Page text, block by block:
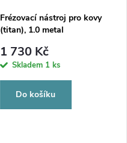
Frézovací nástroj pro kovy
(titan), 1.0 metal
1 730 Kč
Skladem 1 ks
Do košíku